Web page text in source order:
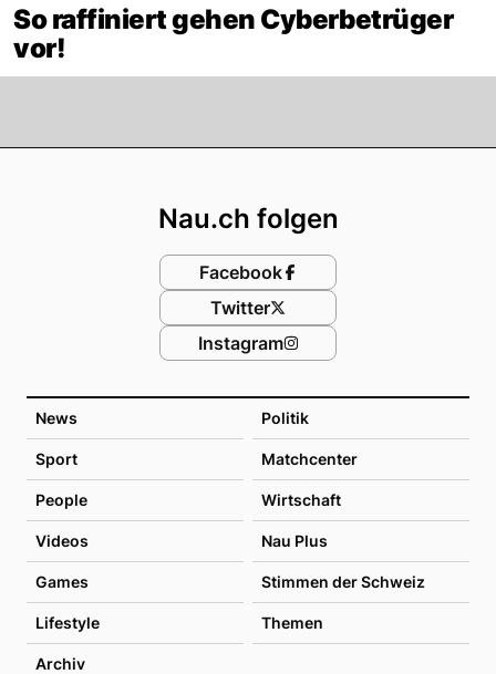
So raffiniert gehen Cyberbetrüger
vor!
News Politik
Sport Matchcenter
People Wirtschaft
Videos Nau Plus
Games Stimmen der Schweiz
Lifestyle Themen
Archiv
Nau.ch folgen
Facebook
Twitter
Instagram